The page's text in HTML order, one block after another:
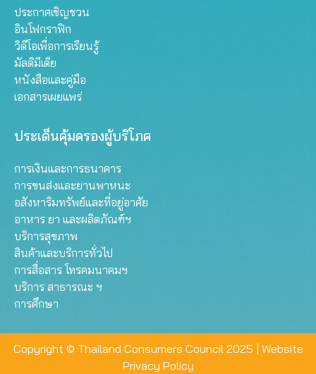
ประกาศเชิญชวน
อินโฟกราฟิก
วิดีโอเพื่อการเรียนรู้
มัลติมีเดีย
หนังสือและคู่มือ
เอกสารเผยแพร่
ประเด็นคุ้มครองผู้บริโภค
การเงินและการธนาคาร
การขนส่งและยานพาหนะ
อสังหาริมทรัพย์และที่อยู่อาศัย
อาหาร ยา และผลิตภัณฑ์ฯ
บริการสุขภาพ
สินค้าและบริการทั่วไป
การสื่อสาร โทรคมนาคมฯ
บริการ สาธารณะ ฯ
การศึกษา
Copyright © Thailand Consumers Council 2025 | Website
Privacy Policy